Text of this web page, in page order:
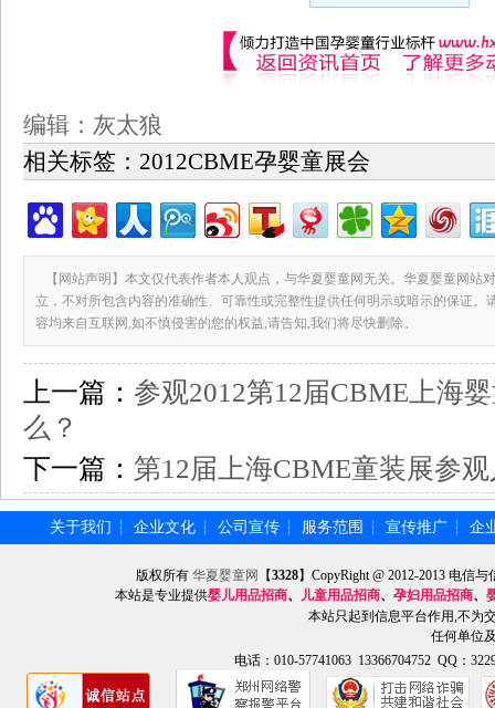
编辑：灰太狼
相关标签： 2012CBME孕婴童展会
【网站声明】本文仅代表作者本人观点，与华夏婴童网无关。华夏婴童网站
立，不对所包含内容的准确性、可靠性或完整性提供任何明示或暗示的保证。
容均来自互联网,如不慎侵害的您的权益,请告知,我们将尽快删除。
上一篇： 参观2012第12届CBME上海
么？
下一篇： 第12届上海CBME童装展参
关于我们 ┆ 企业文化 ┆ 公司宣传 ┆ 服务范围 ┆ 宣传推广 ┆ 企
版权所有华夏婴童网 【3328】CopyRight @ 2012-2013 电信
本站是专业提供婴儿用品招商、 儿童用品招商、 孕妇用品招商、
本站只起到信息平台作用,不为
任何单位
电话：010-57741063 13366704752 QQ：